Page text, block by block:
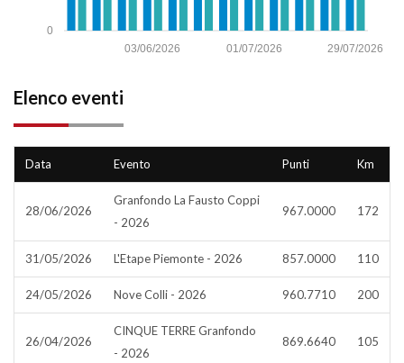
0
29/07/2026
01/07/2026
03/06/2026
Elenco eventi
Data Evento Punti Km
28/06/2026
Granfondo La Fausto Coppi
- 2026
967.0000 172
31/05/2026 L'Etape Piemonte - 2026 857.0000 110
24/05/2026 Nove Colli - 2026 960.7710 200
26/04/2026
CINQUE TERRE Granfondo
- 2026
869.6640 105